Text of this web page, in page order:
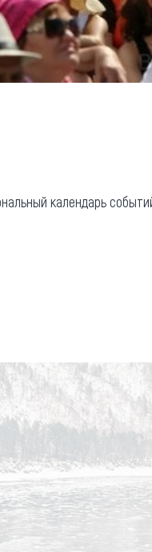
календарь